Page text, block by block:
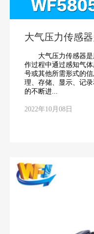
大气压力传感
大气压力传感器是
作过程中通过感知气
号或其他所需形式的
理、存储、显示、记
的不断进...
2022年10月08日